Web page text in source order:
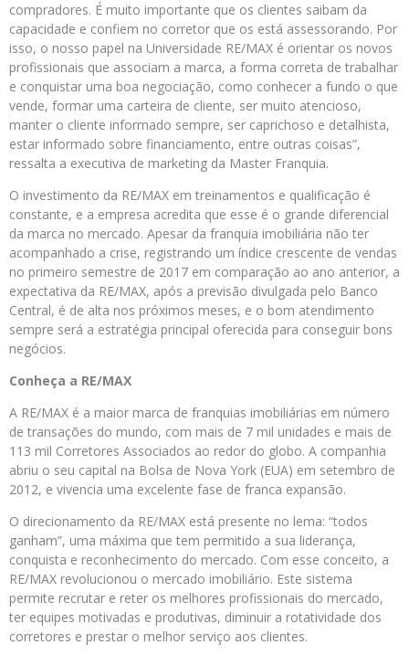
compradores. É muito importante que os clientes saibam da
capacidade e confiem no corretor que os está assessorando. Por
isso, o nosso papel na Universidade RE/MAX é orientar os novos
profissionais que associam a marca, a forma correta de trabalhar
e conquistar uma boa negociação, como conhecer a fundo o que
vende, formar uma carteira de cliente, ser muito atencioso,
manter o cliente informado sempre, ser caprichoso e detalhista,
estar informado sobre financiamento, entre outras coisas”,
ressalta a executiva de marketing da Master Franquia.
O investimento da RE/MAX em treinamentos e qualificação é
constante, e a empresa acredita que esse é o grande diferencial
da marca no mercado. Apesar da franquia imobiliária não ter
acompanhado a crise, registrando um índice crescente de vendas
no primeiro semestre de 2017 em comparação ao ano anterior, a
expectativa da RE/MAX, após a previsão divulgada pelo Banco
Central, é de alta nos próximos meses, e o bom atendimento
sempre será a estratégia principal oferecida para conseguir bons
negócios.
Conheça a RE/MAX
A RE/MAX é a maior marca de franquias imobiliárias em número
de transações do mundo, com mais de 7 mil unidades e mais de
113 mil Corretores Associados ao redor do globo. A companhia
abriu o seu capital na Bolsa de Nova York (EUA) em setembro de
2012, e vivencia uma excelente fase de franca expansão.
O direcionamento da RE/MAX está presente no lema: “todos
ganham”, uma máxima que tem permitido a sua liderança,
conquista e reconhecimento do mercado. Com esse conceito, a
RE/MAX revolucionou o mercado imobiliário. Este sistema
permite recrutar e reter os melhores profissionais do mercado,
ter equipes motivadas e produtivas, diminuir a rotatividade dos
corretores e prestar o melhor serviço aos clientes.